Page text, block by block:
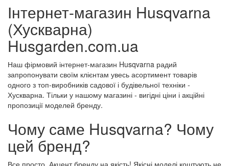
Інтернет-магазин Husqvarna
(Хускварна)
Husgarden.com.ua
Наш фірмовий інтернет-магазин Husqvarna радий
запропонувати своїм клієнтам увесь асортимент товарів
одного з топ-виробників садової і будівельної техніки -
Хускварна. Тільки у нашому магазині - вигідні ціни і акційні
пропозиції моделей бренду.
Чому саме Husqvarna? Чому
цей бренд?
Все просто. Акцент бренду на якість! Якісні моделі коштують не